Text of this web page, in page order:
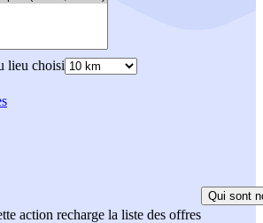
lieu choisi
action recharge la liste des offres
Qui sont